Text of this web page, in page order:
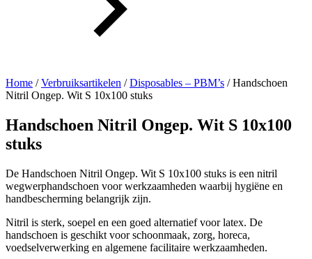
Home /Verbruiksartikelen /Disposables – PBM’s / Handschoen
Nitril Ongep. Wit S 10x100 stuks
Handschoen Nitril Ongep. Wit S 10x100
stuks
De Handschoen Nitril Ongep. Wit S 10x100 stuks is een nitril
wegwerphandschoen voor werkzaamheden waarbij hygiëne en
handbescherming belangrijk zijn.
Nitril is sterk, soepel en een goed alternatief voor latex. De
handschoen is geschikt voor schoonmaak, zorg, horeca,
voedselverwerking en algemene facilitaire werkzaamheden.